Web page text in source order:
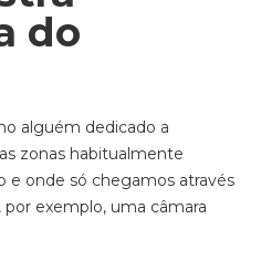
do
alguém dedicado a
zonas habitualmente
e onde só chegamos através
exemplo, uma câmara